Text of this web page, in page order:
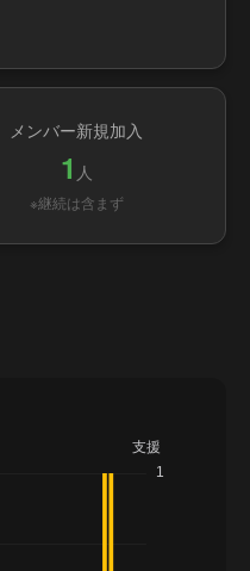
メンバー新規加入
1 人
※継続は含まず